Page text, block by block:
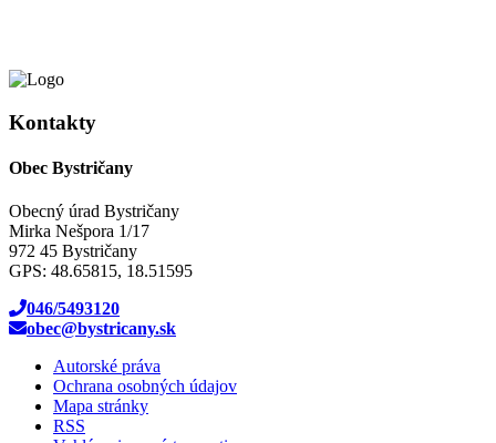
Kontakty
Obec Bystričany
Obecný úrad Bystričany
Mirka Nešpora 1/17
972 45 Bystričany
GPS: 48.65815, 18.51595
046/5493120
obec@bystricany.sk
Autorské práva
Ochrana osobných údajov
Mapa stránky
RSS